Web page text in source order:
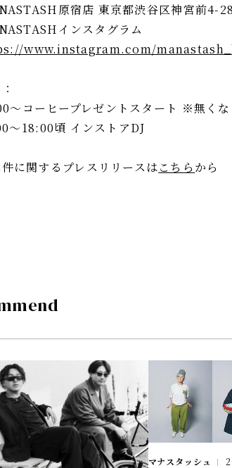
原宿店 東京都渋谷区神宮前4-
インスタグラム
www.instagram.com/
～コーヒープレゼントスタート ※無く
～18:00頃 インストアDJ
に関するプレスリリースはこちら から
マナスタッシュ